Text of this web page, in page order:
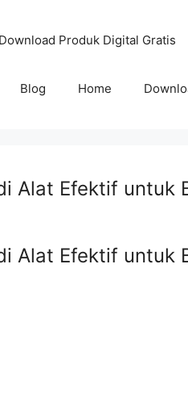
Download Produk Digital Gratis
Blog Home
Alat Efektif untuk
Alat Efektif untuk